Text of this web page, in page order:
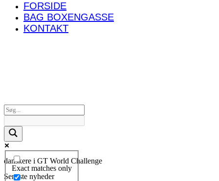
FORSIDE
BAG BOXENGASSE
KONTAKT
Exact matches only
danskere i GT World Challenge
Seneste nyheder